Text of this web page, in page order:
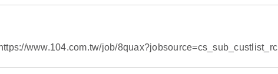
https://www.104.com.tw/job/8quax?jobsource=cs_sub_custlist_rc